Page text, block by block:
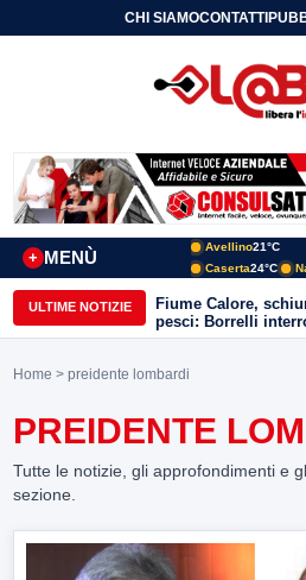
CHI SIAMOCONTATTI
MENÙ
+
Avellino21°C
Caserta24°C
ULTIME NOTIZIE
Fiume Calore,
pesci: Borrelli
“Benevento paga
Home > preidente lombardi
PREIDENTE
Tutte le notizie, gli approfondimenti e
sezione.